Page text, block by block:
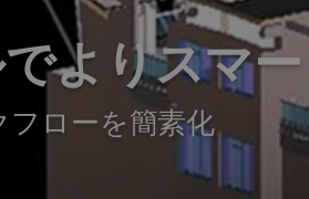
よりスマ
フローを簡素化